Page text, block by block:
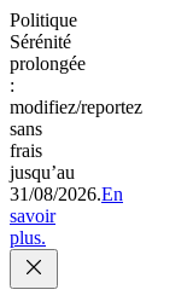
Politique
Sérénité
prolongée
:
modifiez/reportez
sans
frais
jusqu’au
31/08/2026.En
savoir
plus.